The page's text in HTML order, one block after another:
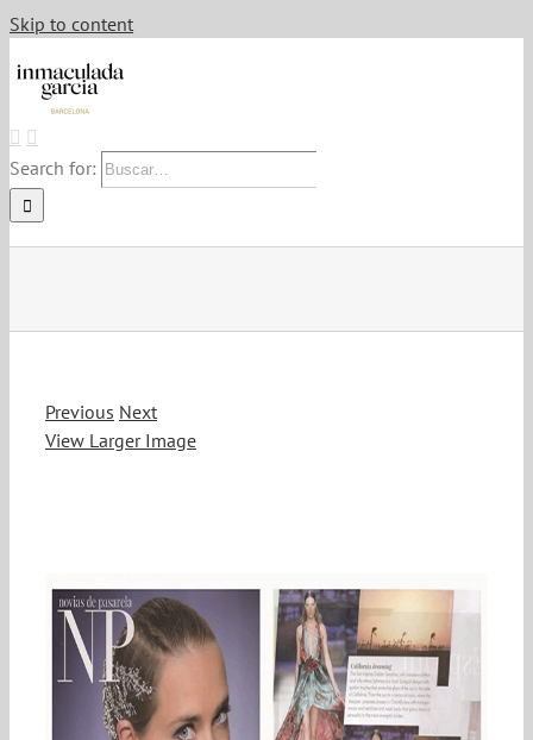
Skip to content
Search for:
Previous Next
View Larger Image